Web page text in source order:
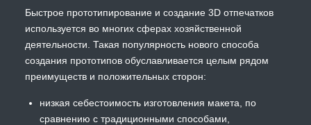
Быстрое прототипирование и создание 3D отпечатков
используется во многих сферах хозяйственной
деятельности. Такая популярность нового способа
создания прототипов обуславливается целым рядом
преимуществ и положительных сторон:
низкая себестоимость изготовления макета, по
сравнению с традиционными способами,